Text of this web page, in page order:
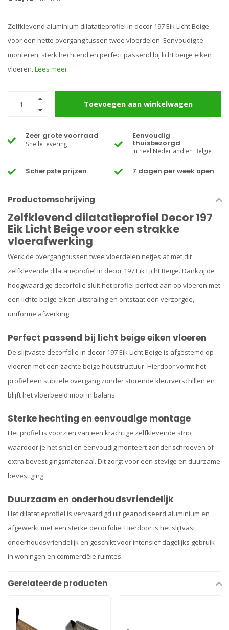
Zelfklevend aluminium dilatatieprofiel in decor 197 Eik Licht Beige
voor een nette overgang tussen twee vloerdelen. Eenvoudig te
monteren, sterk hechtend en perfect passend bij licht beige eiken
vloeren. Lees meer..
Toevoegen aan winkelwagen
Zeer grote voorraad
Snelle levering
Eenvoudig
thuisbezorgd
In heel Nederland en België
Scherpste prijzen 7 dagen per week open
Productomschrijving
Zelfklevend dilatatieprofiel Decor 197
Eik Licht Beige voor een strakke
vloerafwerking
Werk de overgang tussen twee vloerdelen netjes af met dit
zelfklevende dilatatieprofiel in decor 197 Eik Licht Beige. Dankzij de
hoogwaardige decorfolie sluit het profiel perfect aan op vloeren met
een lichte beige eiken uitstraling en ontstaat een verzorgde,
uniforme afwerking.
Perfect passend bij licht beige eiken vloeren
De slijtvaste decorfolie in decor 197 Eik Licht Beige is afgestemd op
vloeren met een zachte beige houtstructuur. Hierdoor vormt het
profiel een subtiele overgang zonder storende kleurverschillen en
blijft het vloerbeeld mooi in balans.
Sterke hechting en eenvoudige montage
Het profiel is voorzien van een krachtige zelfklevende strip,
waardoor je het snel en eenvoudig monteert zonder schroeven of
extra bevestigingsmateriaal. Dit zorgt voor een stevige en duurzame
bevestiging.
Duurzaam en onderhoudsvriendelijk
Het dilatatieprofiel is vervaardigd uit geanodiseerd aluminium en
afgewerkt met een sterke decorfolie. Hierdoor is het slijtvast,
onderhoudsvriendelijk en geschikt voor intensief dagelijks gebruik
in woningen en commerciële ruimtes.
Gerelateerde producten